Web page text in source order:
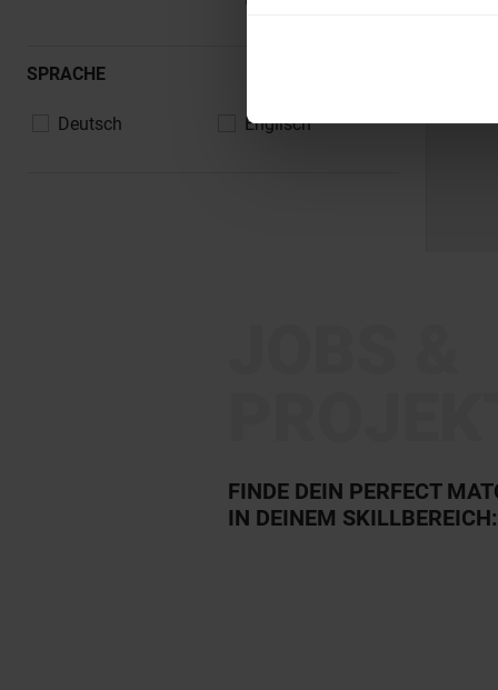
SPRACHE
Deutsch Englisch
FINDE DEIN PERFECT
IN DEINEM SKILLBEREICH: